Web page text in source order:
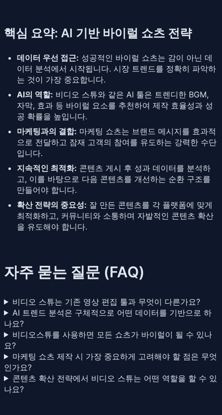
핵심 요약: AI 기반 바이럴 쇼츠 전략
데이터 우선 접근: 성공적인 바이럴 쇼츠는 감이 아닌 데
이터 분석에서 시작됩니다. 시장 트렌드를 정확히 파악하
는 것이 가장 중요합니다.
AI의 역할: 비디오 스튜와 같은 AI 툴은 트렌디한 BGM,
자막, 효과 등 바이럴 요소를 추천하여 제작 효율성과 성
공 확률을 높입니다.
마케팅과의 결합: 마케팅 쇼츠는 브랜드 메시지를 효과적
으로 전달하고 잠재 고객의 참여를 유도하는 강력한 수단
입니다.
지속적인 최적화: 콘텐츠 게시 후 성과 데이터를 분석하
고, 이를 바탕으로 다음 콘텐츠를 개선하는 순환 구조를
만들어야 합니다.
확산 전략의 중요성: 잘 만든 콘텐츠를 각 플랫폼에 맞게
최적화하고, 커뮤니티와 소통하며 자발적인 콘텐츠 확산
을 유도해야 합니다.
자주 묻는 질문 (FAQ)
비디오 스튜는 기존 영상 편집 툴과 무엇이 다른가요?
AI 트렌드 분석은 구체적으로 어떤 데이터를 기반으로 하
나요?
비디오스튜를 사용하면 모든 쇼츠가 바이럴이 될 수 있나
요?
마케팅 쇼츠 제작 시 가장 중요하게 고려해야 할 점은 무엇
인가요?
콘텐츠 확산 전략에서 비디오 스튜는 어떤 역할을 할 수 있
나요?